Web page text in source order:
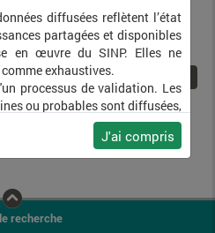
recherche
diffusées reflètent l’état
partagées et disponibles
en œuvre du SINP. Elles ne
exhaustives.
processus de validation. Les
ou probables sont diffusées,
la méthode n'est pas
J'ai compris